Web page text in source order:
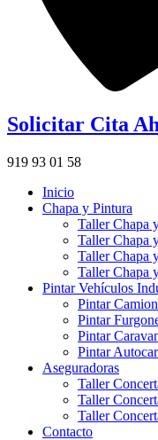
Solicitar Cita
919 93 01 58
Inicio
Chapa y Pintura
Taller Chapa
Taller Chapa
Taller Chapa
Taller Chapa
Pintar Vehículos
Pintar
Pintar
Pintar
Pintar
Aseguradoras
Taller
Taller
Taller
Contacto